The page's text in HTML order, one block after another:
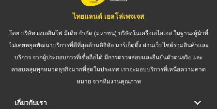
ไทยแลนด์ เยลโล่เพจเจส
โดย บริษัท เทเลอินโฟ มีเดีย จำกัด (มหาชน) บริษัทในเครือเอไอเอส ในฐานะผู้นำที่
ไม่เคยหยุดพัฒนาบริการที่ดีที่สุดด้านดิจิทัล มาร์เก็ตติ้ง ผ่านเว็บไซต์รวมสินค้าและ
บริการ จากผู้ประกอบการที่เชื่อถือได้ มีการตรวจสอบและยืนยันตัวตนจริง และ
ครอบคลุมทุกหมวดธุรกิจมากที่สุดในประเทศ เราจะมอบบริการที่เหนือความคาด
หมาย จากทีมงานคุณภาพ
เกี่ยวกับเรา